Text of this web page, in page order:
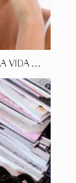
VIDA …